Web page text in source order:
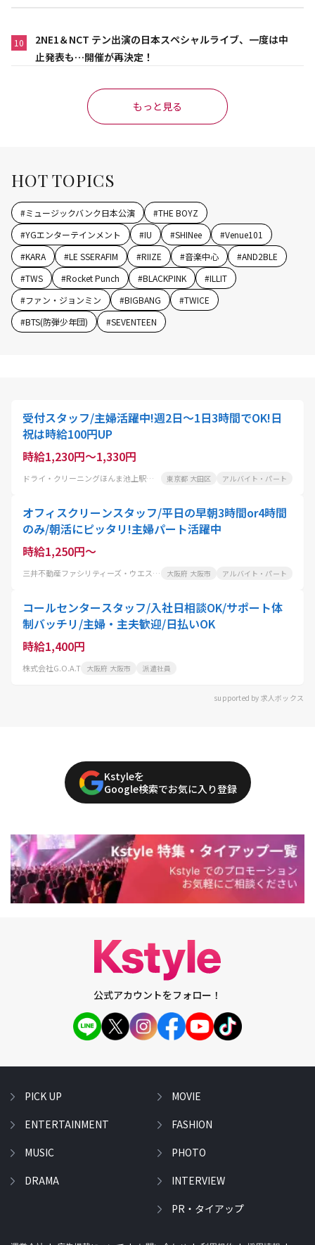
10
2NE1＆NCT テン出演の日本スペシャルライブ、一度は中
止発表も…開催が再決定！
もっと見る
HOT TOPICS
#ミュージックバンク日本公演 #THE BOYZ
#YGエンターテインメント #IU #SHINee #Venue101
#KARA #LE SSERAFIM #RIIZE #音楽中心 #AND2BLE
#TWS #Rocket Punch #BLACKPINK #ILLIT
#ファン・ジョンミン #BIGBANG #TWICE
#BTS(防弾少年団) #SEVENTEEN
受付スタッフ/主婦活躍中!週2日～1日3時間でOK!日
祝は時給100円UP
時給1,230円～1,330円
ドライ・クリーニングほんま池上駅前店 東京都 大田区 アルバイト・パート
オフィスクリーンスタッフ/平日の早朝3時間or4時間
のみ/朝活にピッタリ!主婦パート活躍中
時給1,250円～
三井不動産ファシリティーズ・ウエスト株式会社 大阪府 大阪市 アルバイト・パート
コールセンタースタッフ/入社日相談OK/サポート体
制バッチリ/主婦・主夫歓迎/日払いOK
時給1,400円
株式会社G.O.A.T 大阪府 大阪市 派遣社員
supported by 求人ボックス
Kstyleを
Google検索でお気に入り登録
公式アカウントをフォロー！
PICK UP
ENTERTAINMENT
MUSIC
DRAMA
MOVIE
FASHION
PHOTO
INTERVIEW
PR・タイアップ